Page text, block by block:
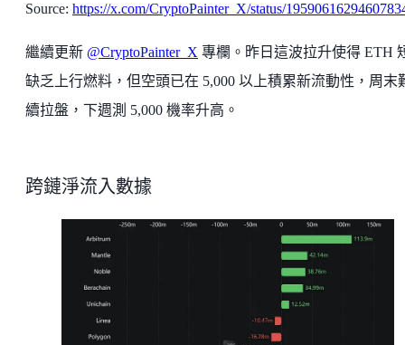
Source: https://x.com/CryptoPainter_X/status/
繼續更新 @CryptoPainter_X 專欄。昨日這波拉升使得 ETH
缺乏上行燃料，但空頭已在 5,000 以上積累新流動性，周末
續拉盤，下週測 5,000 機率升高。
跨鏈淨流入數據